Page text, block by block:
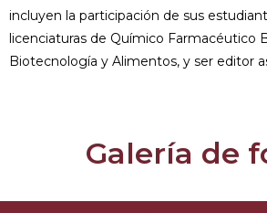
incluyen la participación de sus
licenciaturas de Químico Farmacéutico
Biotecnología y Alimentos, y ser editor
Galería de